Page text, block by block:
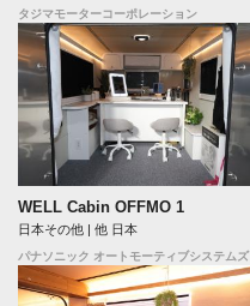
タジマモーターコーポレーション
WELL Cabin OFFMO 1
日本その他 | 他 日本
パナソニック オートモーティブシステムズ